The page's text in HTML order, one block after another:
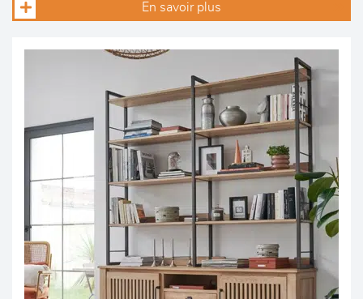
En savoir plus